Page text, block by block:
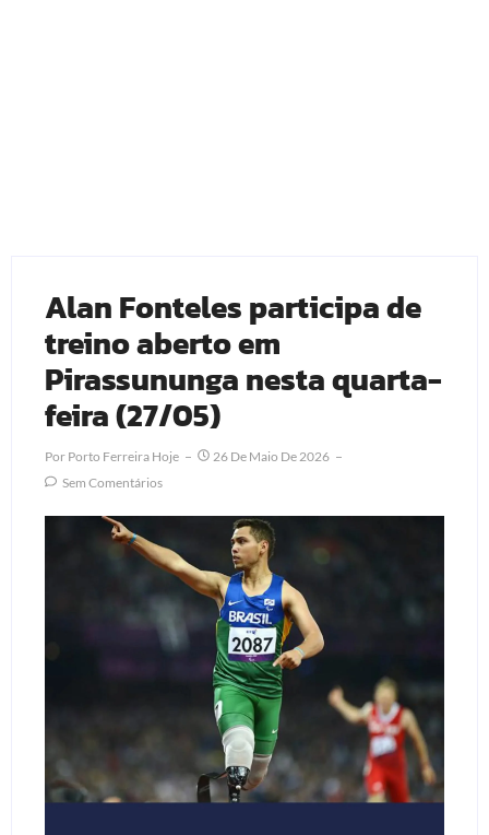
Alan Fonteles participa de
treino aberto em
Pirassununga nesta quarta-
feira (27/05)
Por Porto Ferreira Hoje
26 De Maio De 2026
Sem Comentários